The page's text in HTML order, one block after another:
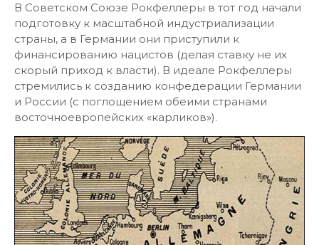
В Советском Союзе Рокфеллеры в тот год начали
подготовку к масштабной индустриализации
страны, а в Германии они приступили к
финансированию нацистов (делая ставку не их
скорый приход к власти). В идеале Рокфеллеры
стремились к созданию конфедерации Германии
и России (с поглощением обеими странами
восточноевропейских «карликов»).